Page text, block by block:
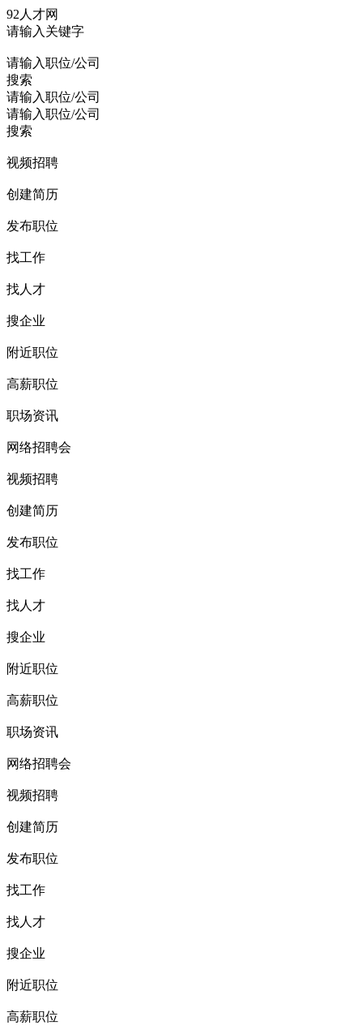
92人才网
请输入关键字
请输入职位/公司
搜索
请输入职位/公司
请输入职位/公司
搜索
视频招聘
创建简历
发布职位
找工作
找人才
搜企业
附近职位
高薪职位
职场资讯
网络招聘会
视频招聘
创建简历
发布职位
找工作
找人才
搜企业
附近职位
高薪职位
职场资讯
网络招聘会
视频招聘
创建简历
发布职位
找工作
找人才
搜企业
附近职位
高薪职位